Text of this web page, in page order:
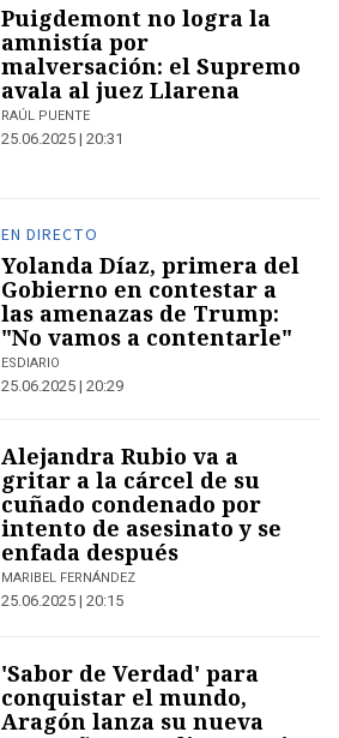
Puigdemont no logra la
amnistía por
malversación: el Supremo
avala al juez Llarena
RAÚL PUENTE
25.06.2025 | 20:31
EN DIRECTO
Yolanda Díaz, primera del
Gobierno en contestar a
las amenazas de Trump:
"No vamos a contentarle"
ESDIARIO
25.06.2025 | 20:29
Alejandra Rubio va a
gritar a la cárcel de su
cuñado condenado por
intento de asesinato y se
enfada después
MARIBEL FERNÁNDEZ
25.06.2025 | 20:15
'Sabor de Verdad' para
conquistar el mundo,
Aragón lanza su nueva